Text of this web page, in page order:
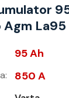
Agm La95
95 Ah
850 A